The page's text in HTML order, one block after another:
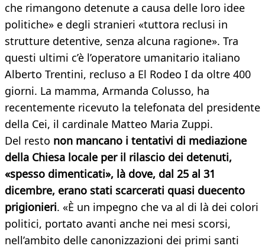
che rimangono detenute a causa delle loro idee
politiche» e degli stranieri «tuttora reclusi in
strutture detentive, senza alcuna ragione». Tra
questi ultimi c’è l’operatore umanitario italiano
Alberto Trentini, recluso a El Rodeo I da oltre 400
giorni. La mamma, Armanda Colusso, ha
recentemente ricevuto la telefonata del presidente
della Cei, il cardinale Matteo Maria Zuppi.
Del resto non mancano i tentativi di mediazione
della Chiesa locale per il rilascio dei detenuti,
«spesso dimenticati», là dove, dal 25 al 31
dicembre, erano stati scarcerati quasi duecento
prigionieri. «È un impegno che va al di là dei colori
politici, portato avanti anche nei mesi scorsi,
nell’ambito delle canonizzazioni dei primi santi